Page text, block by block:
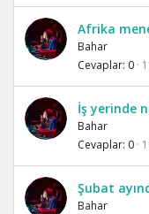
Afrika
Bahar
Cevaplar 0
İş yerinde
Bahar
Cevaplar 0
Şubat
Bahar